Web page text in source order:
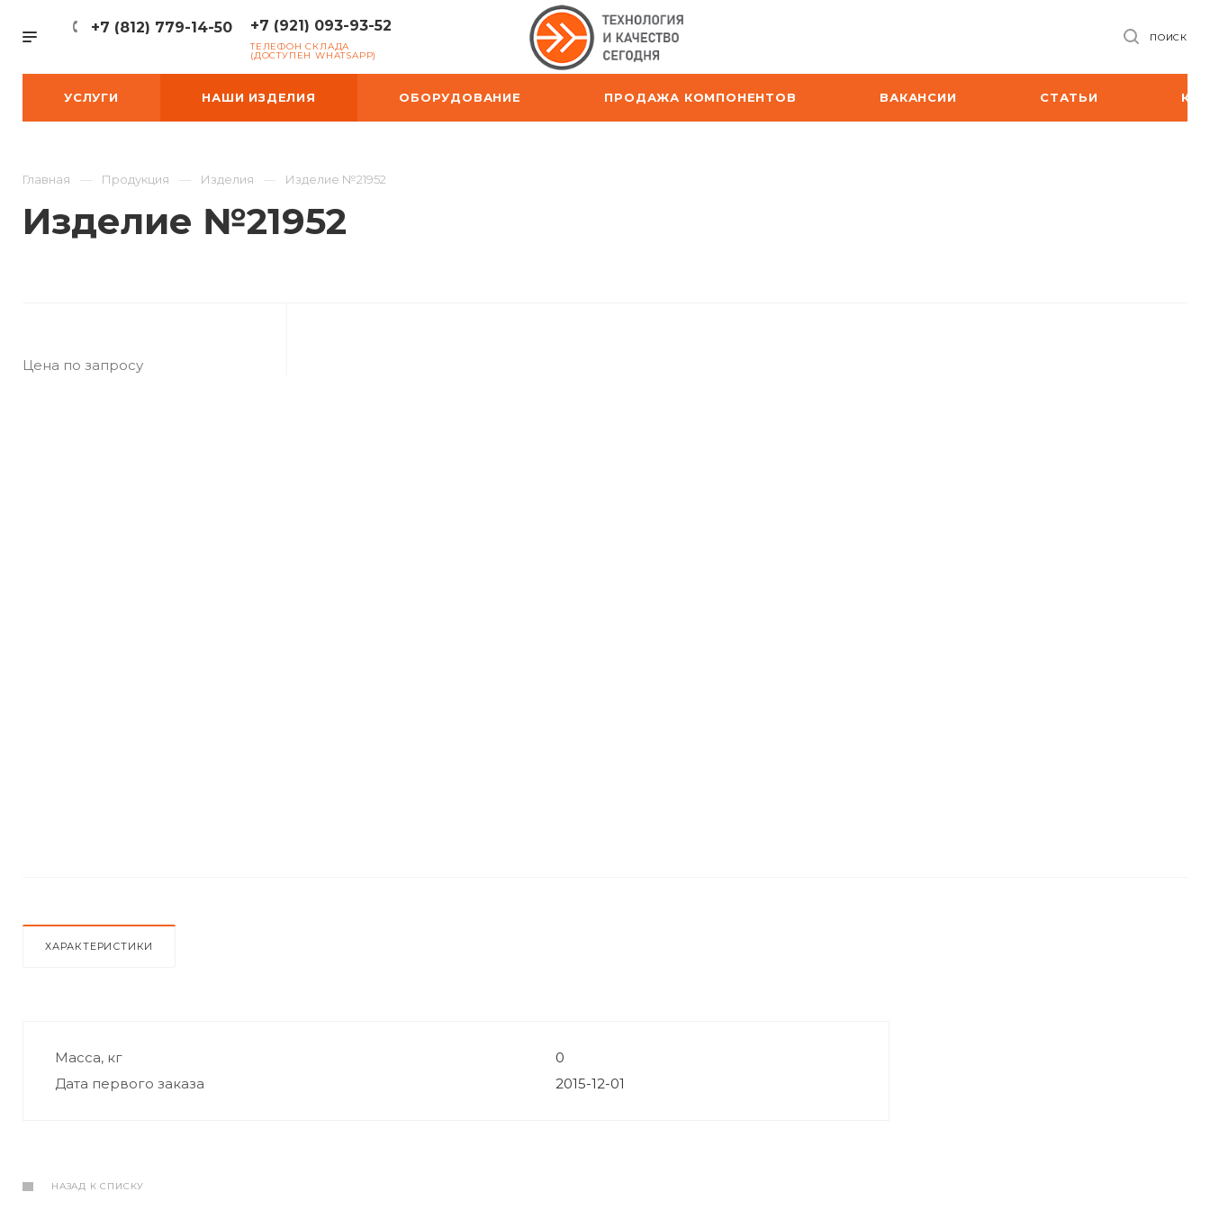
+7 (812) 779-14-50 +7 (921) 093-93-52
ТЕЛЕФОН СКЛАДА
(ДОСТУПЕН WHATSAPP)
ПОИСК
УСЛУГИ НАШИ ИЗДЕЛИЯ ОБОРУДОВАНИЕ ПРОДАЖА КОМПОНЕНТОВ ВАКАНСИИ СТАТЬИ
Главная Продукция Изделия Изделие №21952
Изделие №21952
Цена по запросу
ХАРАКТЕРИСТИКИ
Масса, кг
0
Дата первого заказа
2015-12-01
НАЗАД К СПИСКУ